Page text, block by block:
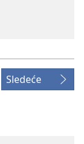
Sledeće